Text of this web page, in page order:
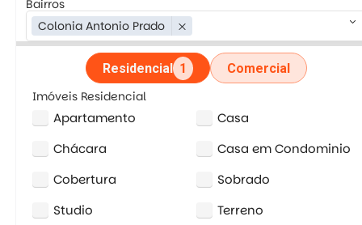
Bairros
Colonia Antonio Prado
close keyboard_arrow_down
Residencial 1 Comercial
Imóveis Residencial
Apartamento
Casa
Chácara
Casa em Condominio
Cobertura
Sobrado
Studio
Terreno